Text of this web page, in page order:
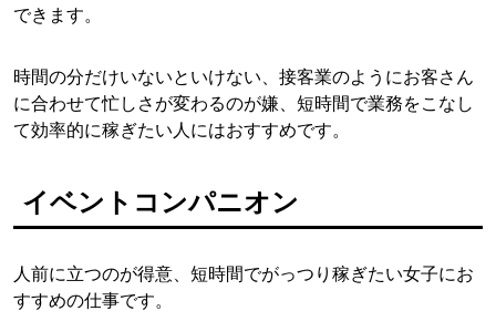
できます。
時間の分だけいないといけない、接客業のようにお客さん
に合わせて忙しさが変わるのが嫌、短時間で業務をこなし
て効率的に稼ぎたい人にはおすすめです。
イベントコンパニオン
人前に立つのが得意、短時間でがっつり稼ぎたい女子にお
すすめの仕事です。